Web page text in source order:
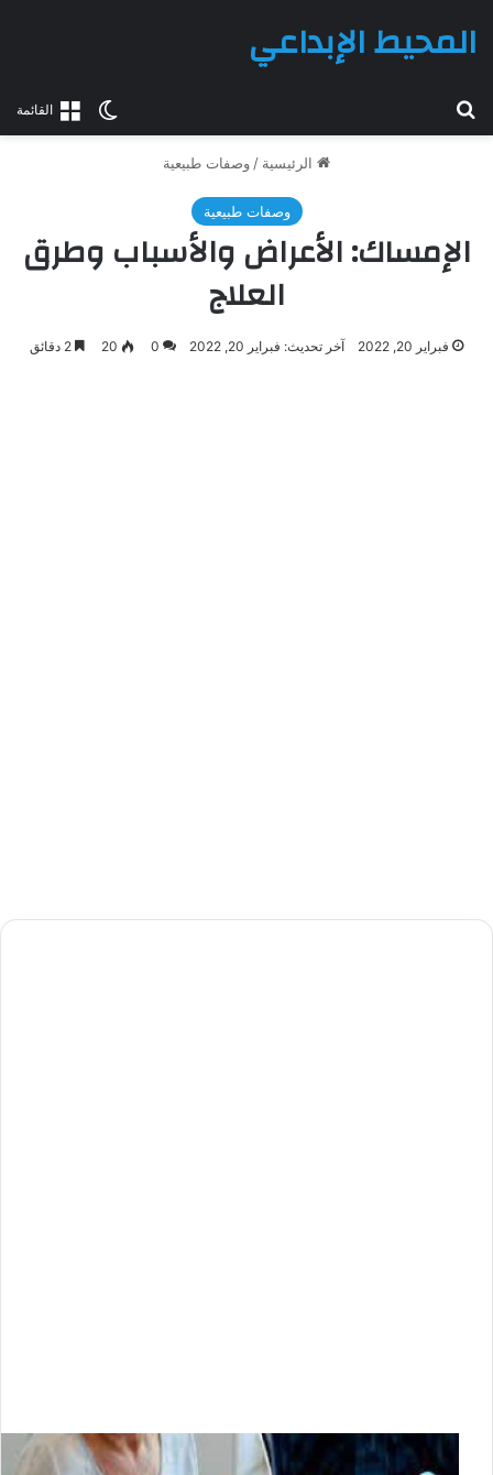
القائمةالوضع
المحيط الإبداعي
الرئيسية / وصفات طبيعية
وصفات طبيعية
الإمساك: الأعراض والأسباب وطرق
العلاج
فبراير 20, 2022 آخر تحديث: فبراير 20, 2022 0
20